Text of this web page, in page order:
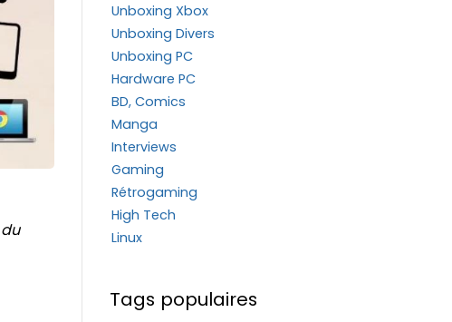
Unboxing Xbox
Unboxing Divers
Unboxing PC
Hardware PC
BD, Comics
Manga
Interviews
Gaming
Rétrogaming
High Tech
Linux
Tags populaires